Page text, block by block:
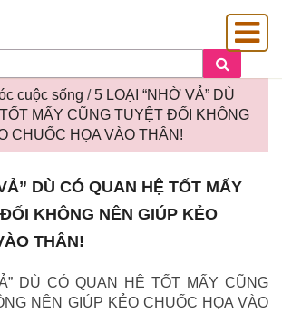
cuộc sống /5 LOẠI “NHỜ VẢ” DÙ
MẤY CŨNG TUYỆT ĐỐI KHÔNG
CHUỐC HỌA VÀO THÂN!
5
LOẠI
“NHỜ
VẢ”
CÓ
QUAN
DÙ CÓ QUAN HỆ TỐT MẤY
KHÔNG NÊN GIÚP KẺO
THÂN!
DÙ CÓ QUAN HỆ TỐT MẤY CŨNG
NÊN GIÚP KẺO CHUỐC HỌA VÀO